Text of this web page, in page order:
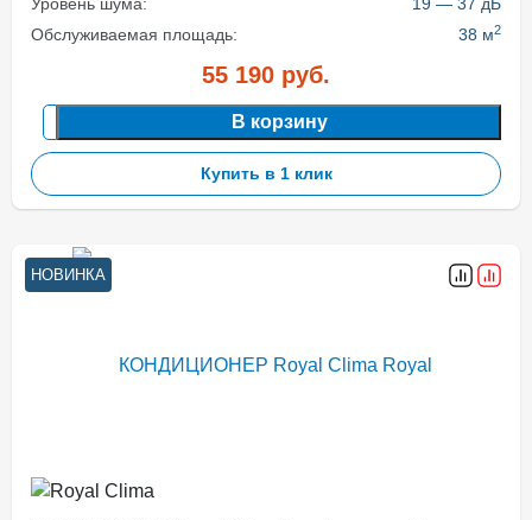
Обслуживаемая площадь:
38 м2
55 190 руб.
В корзину
Купить в 1 клик
НОВИНКА